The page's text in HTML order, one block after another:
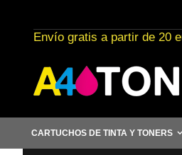
al
contenido
Envío gratis a partir de 20
CARTUCHOS DE TINTA Y TONERS